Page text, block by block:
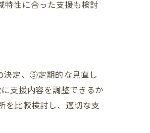
特性に合った支援も検討
定、⑤定期的な見直し
支援内容を調整できるか
を比較検討し、適切な支